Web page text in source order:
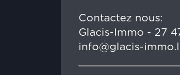
Contactez nous:
Glacis-Immo - 27
info@glacis-